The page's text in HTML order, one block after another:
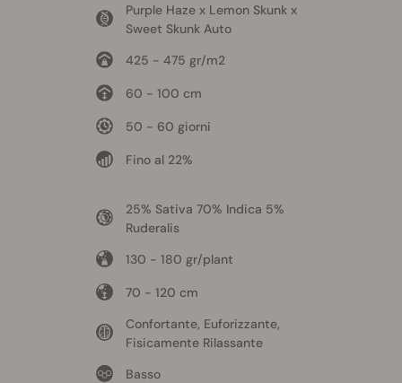
Purple Haze x Lemon Skunk x
Sweet Skunk Auto
425 - 475 gr/m2
60 - 100 cm
50 - 60 giorni
Fino al 22%
25% Sativa 70% Indica 5%
Ruderalis
130 - 180 gr/plant
70 - 120 cm
Confortante, Euforizzante,
Fisicamente Rilassante
Basso